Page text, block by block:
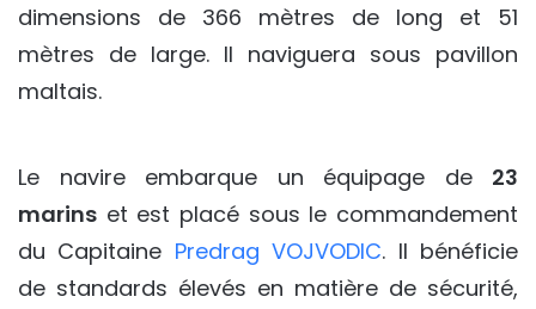
dimensions de 366 mètres de long et 51
mètres de large. Il naviguera sous pavillon
maltais.
Le navire embarque un équipage de 23
marins et est placé sous le commandement
du Capitaine Predrag VOJVODIC. Il bénéficie
de standards élevés en matière de sécurité,